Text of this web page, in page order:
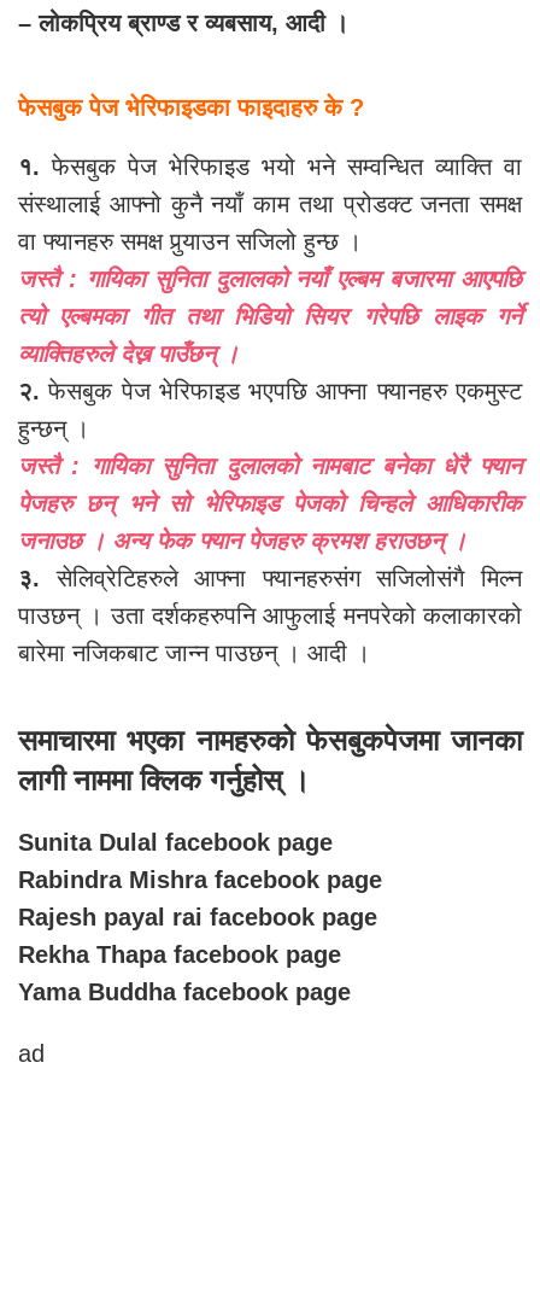
– लोकप्रिय ब्राण्ड र व्यबसाय, आदी ।
फेसबुक पेज भेरिफाइडका फाइदाहरु के ?
१. फेसबुक पेज भेरिफाइड भयो भने सम्वन्धित व्याक्ति वा
संस्थालाई आफ्नो कुनै नयाँ काम तथा प्रोडक्ट जनता समक्ष
वा फ्यानहरु समक्ष पुर्‍याउन सजिलो हुन्छ ।
जस्तै : गायिका सुनिता दुलालको नयाँ एल्बम बजारमा आएपछि
त्यो एल्बमका गीत तथा भिडियो सियर गरेपछि लाइक गर्ने
व्याक्तिहरुले देख्न पाउँछन् ।
२. फेसबुक पेज भेरिफाइड भएपछि आफ्ना फ्यानहरु एकमुस्ट
हुन्छन् ।
जस्तै : गायिका सुनिता दुलालको नामबाट बनेका धेरै फ्यान
पेजहरु छन् भने सो भेरिफाइड पेजको चिन्हले आधिकारीक
जनाउछ । अन्य फेक फ्यान पेजहरु क्रमश हराउछन् ।
३. सेलिव्रेटिहरुले आफ्ना फ्यानहरुसंग सजिलोसंगै मिल्न
पाउछन् । उता दर्शकहरुपनि आफुलाई मनपरेको कलाकारको
बारेमा नजिकबाट जान्न पाउछन् । आदी ।
समाचारमा भएका नामहरुको फेसबुकपेजमा जानका
लागी नाममा क्लिक गर्नुहोस् ।
Sunita Dulal facebook page
Rabindra Mishrafacebook page
Rajesh payal rai facebook page
Rekha Thapafacebook page
Yama Buddhafacebook page
ad